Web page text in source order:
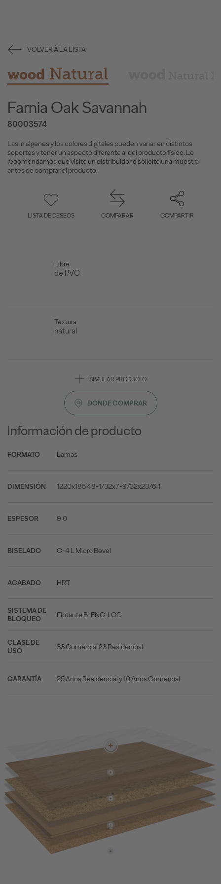
VOLVER À LA LISTA
wood Natural
Farnia Oak Savannah
80003574
Las imágenes y los colores digitales pueden variar en distintos
soportes y tener un aspecto diferente al del producto físico. Le
recomendamos que visite un distribuidor o solicite una muestra
antes de comprar el producto.
LISTA DE DESEOS COMPARAR COMPARTIR
Libre
de PVC
Textura
natural
SIMULAR PRODUCTO
DONDE COMPRAR
Información de producto
FORMATO Lamas
DIMENSIÓN 1220x185 48-1/32x7-9/32x23/64
ESPESOR 9.0
BISELADO C-4 L Micro Bevel
ACABADO HRT
SISTEMA DE
BLOQUEO
Flotante B-ENC. LOC
CLASE DE
USO
33 Comercial 23 Residencial
GARANTÍA 25 Años Residencial y 10 Años Comercial